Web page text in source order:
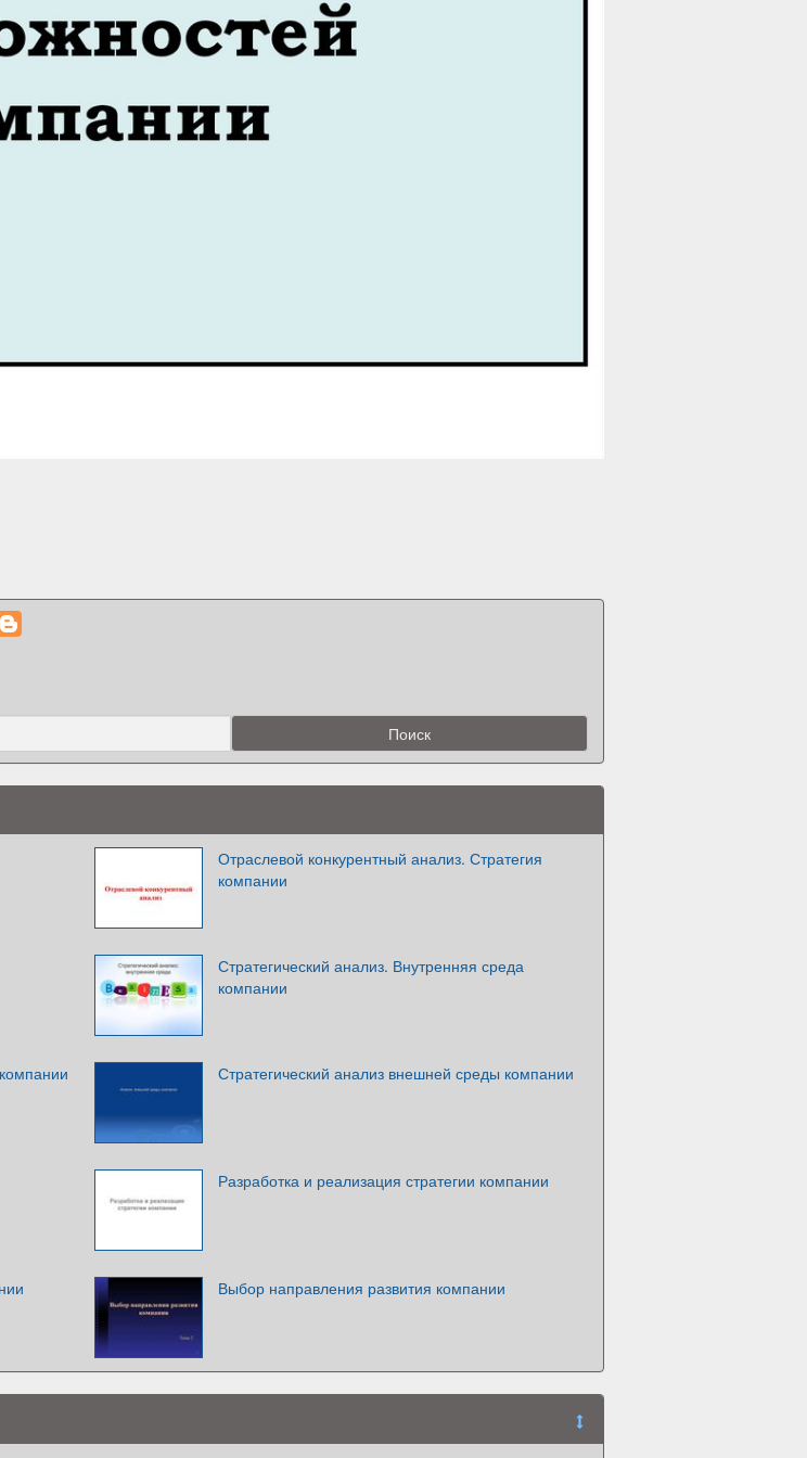
Отраслевой конкурентный анализ. Стратегия
компании
Стратегический анализ. Внутренняя среда
компании
Стратегический анализ внешней среды компании
Разработка и реализация стратегии компании
Выбор направления развития компании